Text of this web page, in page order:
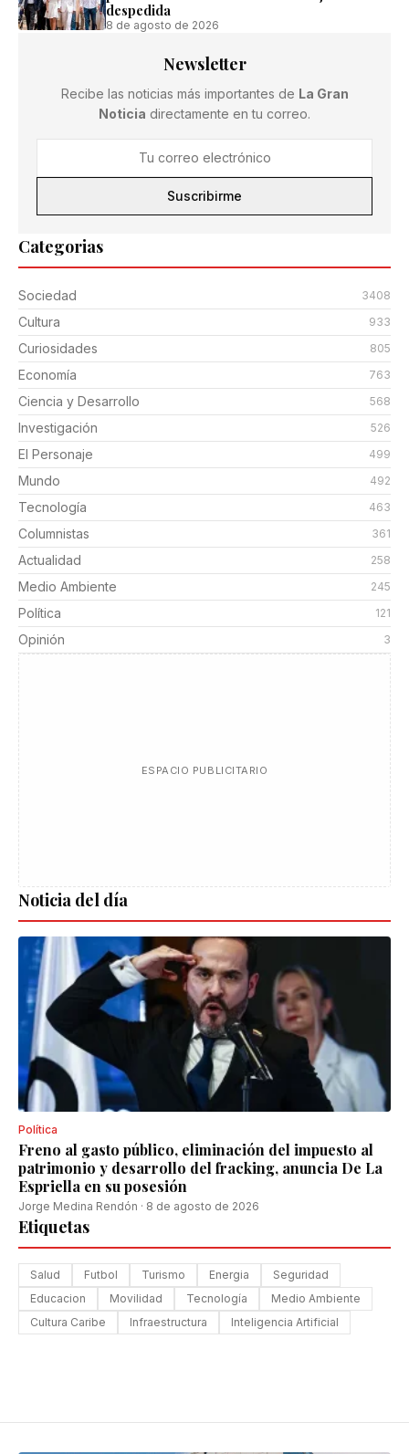
despedida
8 de agosto de 2026
Categorias
Sociedad 3408
Cultura 933
Curiosidades 805
Economía 763
Ciencia y Desarrollo 568
Investigación 526
El Personaje 499
Mundo 492
Tecnología 463
Columnistas 361
Actualidad 258
Medio Ambiente 245
Política 121
Opinión 3
Newsletter
Recibe las noticias más importantes de La Gran
Noticia directamente en tu correo.
Suscribirme
ESPACIO PUBLICITARIO
Noticia del día
Política
Freno al gasto público, eliminación del impuesto al
patrimonio y desarrollo del fracking, anuncia De La
Espriella en su posesión
Jorge Medina Rendón · 8 de agosto de 2026
Etiquetas
Salud Futbol Turismo Energia
Seguridad
Educacion
Movilidad Tecnología
Medio Ambiente
Cultura Caribe
Infraestructura Inteligencia Artificial